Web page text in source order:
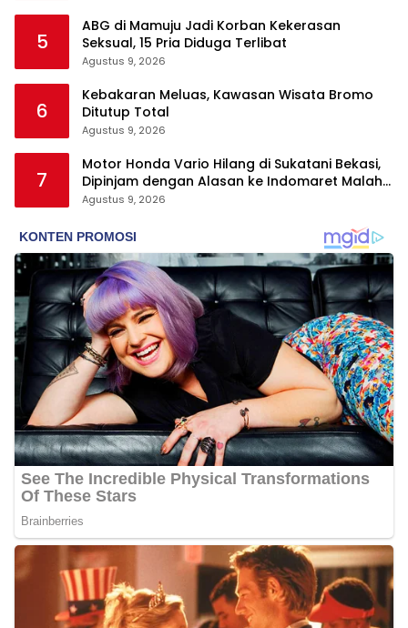
5
ABG di Mamuju Jadi Korban Kekerasan
Seksual, 15 Pria Diduga Terlibat
Agustus 9, 2026
6
Kebakaran Meluas, Kawasan Wisata Bromo
Ditutup Total
Agustus 9, 2026
7
Motor Honda Vario Hilang di Sukatani Bekasi,
Dipinjam dengan Alasan ke Indomaret Malah
Tak Kembali
Agustus 9, 2026